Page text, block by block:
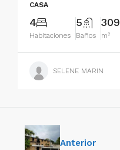
CASA
4
Habitaciones
5
Baños
309
m²
SELENE MARIN
Anterior